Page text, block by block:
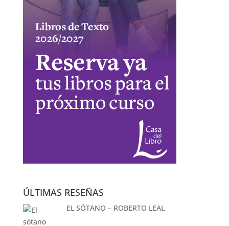
ÚLTIMAS RESEÑAS
EL SÓTANO – ROBERTO LEAL